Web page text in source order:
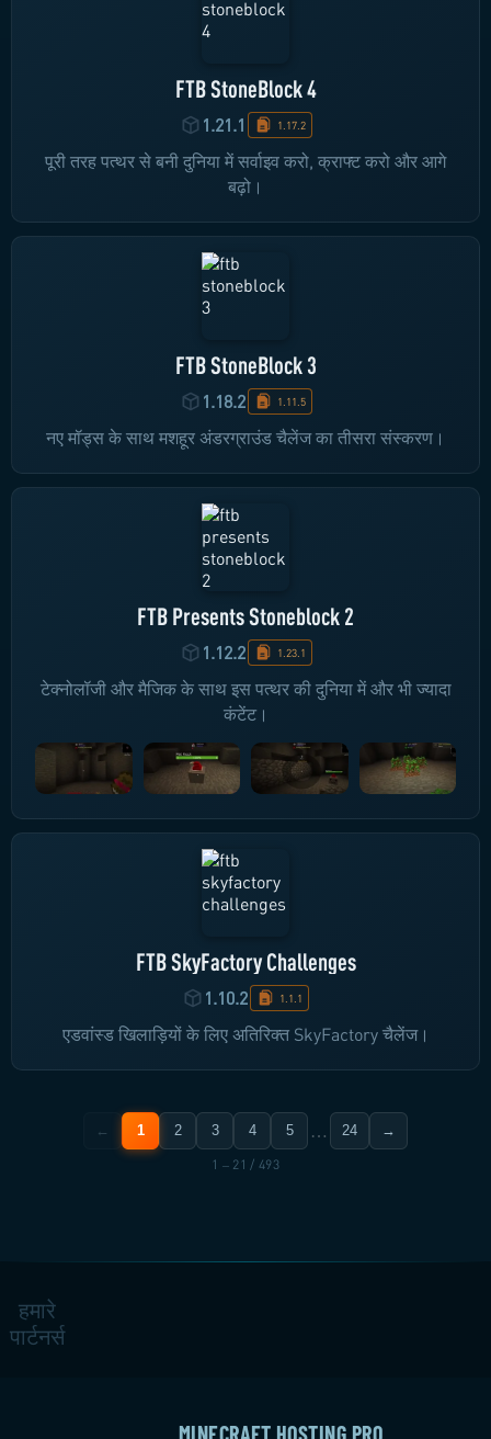
FTB StoneBlock 4
1.21.1 1.17.2
पूरी तरह पत्थर से बनी दुनिया में सर्वाइव करो, क्राफ्ट करो और आगे
बढ़ो।
FTB StoneBlock 3
1.18.2 1.11.5
नए मॉड्स के साथ मशहूर अंडरग्राउंड चैलेंज का तीसरा संस्करण।
FTB Presents Stoneblock 2
1.12.2 1.23.1
टेक्नोलॉजी और मैजिक के साथ इस पत्थर की दुनिया में और भी ज्यादा
कंटेंट।
FTB SkyFactory Challenges
1.10.2 1.1.1
एडवांस्ड खिलाड़ियों के लिए अतिरिक्त SkyFactory चैलेंज।
← 1 2 3 4 5 … 24 →
1 – 21 / 493
हमारे
पार्टनर्स
MINECRAFT HOSTING PRO